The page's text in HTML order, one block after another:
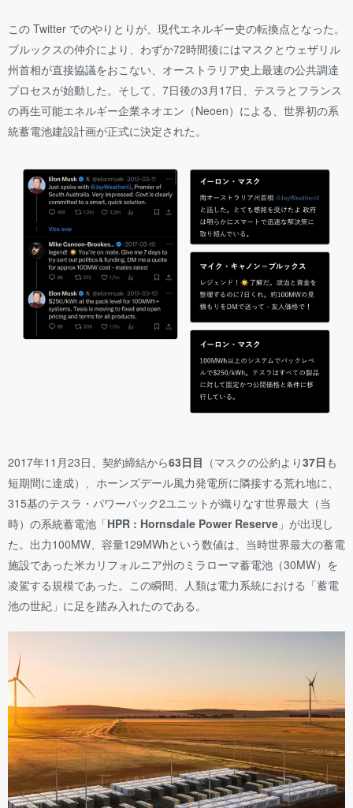
この Twitter でのやりとりが、現代エネルギー史の転換点となった。
ブルックスの仲介により、わずか72時間後にはマスクとウェザリル
州首相が直接協議をおこない、オーストラリア史上最速の公共調達
プロセスが始動した。そして、7日後の3月17日、テスラとフランス
の再生可能エネルギー企業ネオエン（Neoen）による、世界初の系
統蓄電池建設計画が正式に決定された。
2017年11月23日、契約締結から63日目 （マスクの公約より37日 も
短期間に達成）、ホーンズデール風力発電所に隣接する荒れ地に、
315基のテスラ・パワーパック2ユニットが織りなす世界最大（当
時）の系統蓄電池「HPR : Hornsdale Power Reserve 」が出現し
た。出力100MW、容量129MWhという数値は、当時世界最大の蓄電
施設であった米カリフォルニア州のミラローマ蓄電池（30MW）を
凌駕する規模であった。この瞬間、人類は電力系統における「蓄電
池の世紀」に足を踏み入れたのである。